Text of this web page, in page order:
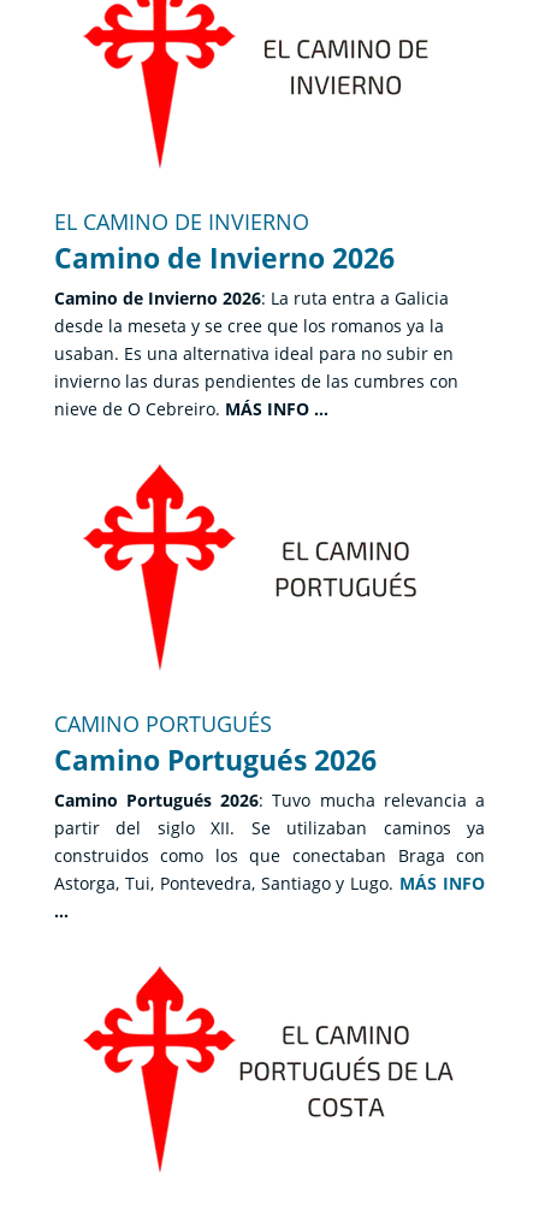
EL CAMINO DE INVIERNO
Camino de Invierno 2026
Camino de Invierno 2026: La ruta entra a Galicia
desde la meseta y se cree que los romanos ya la
usaban. Es una alternativa ideal para no subir en
invierno las duras pendientes de las cumbres con
nieve de O Cebreiro. MÁS INFO …
CAMINO PORTUGUÉS
Camino Portugués 2026
Camino Portugués 2026: Tuvo mucha relevancia a
partir del siglo XII. Se utilizaban caminos ya
construidos como los que conectaban Braga con
Astorga, Tui, Pontevedra, Santiago y Lugo. MÁS INFO
…